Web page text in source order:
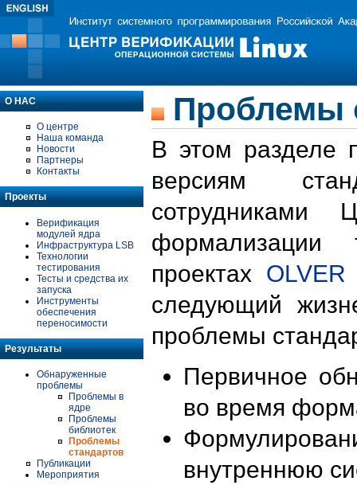
О НАС
О центре
Наша команда
Новости
Партнеры
Контакты
Проекты
Верификация
модулей ядра
Инфраструктура LSB
Технологии
тестирования
Тесты и средства их
запуска
Инструменты
обеспечения
переносимости
Результаты
Обнаруженные
проблемы
Проблемы в
ядре
Проблемы
библиотек
Проблемы
стандартов
Публикации
Мероприятия
Проблемы
В этом разделе
версиям
формализации
проектах OLVER
следующий
проблемы
Первичное
во время
внутреннюю